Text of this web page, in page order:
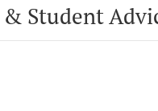
Student